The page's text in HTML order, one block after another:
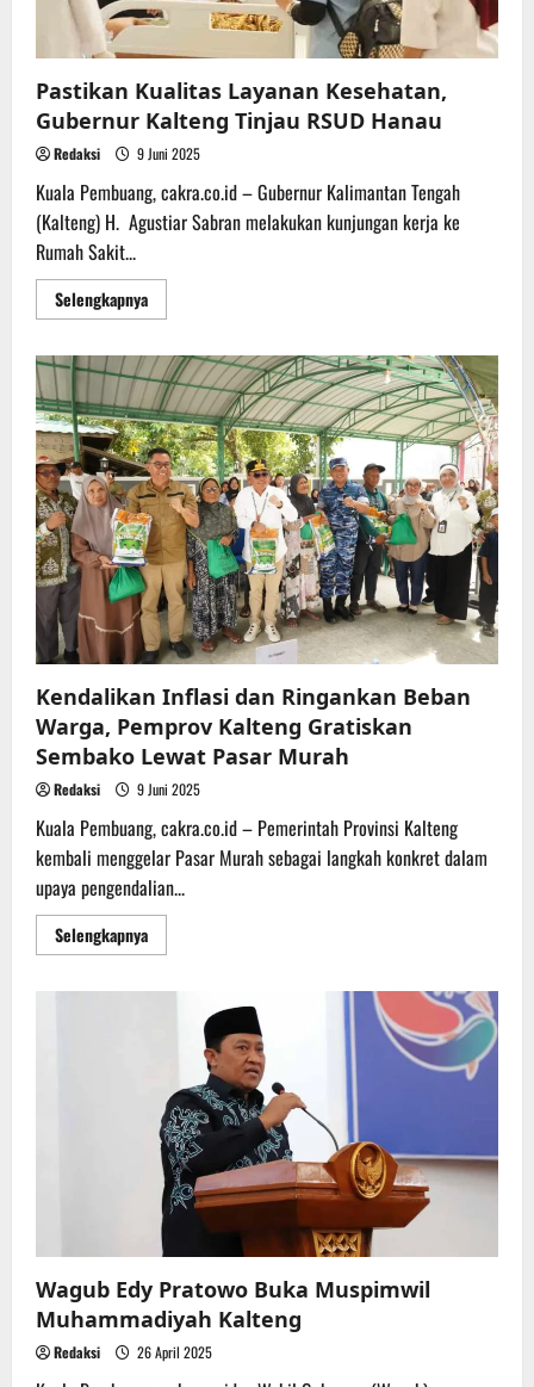
Pastikan Kualitas Layanan Kesehatan,
Gubernur Kalteng Tinjau RSUD Hanau
Redaksi 9 Juni 2025
Kuala Pembuang, cakra.co.id – Gubernur Kalimantan Tengah
(Kalteng) H. Agustiar Sabran melakukan kunjungan kerja ke
Rumah Sakit...
SelengkapnyaRead
more
Kualitas
Layanan
Kesehatan,
Gubernur
Kalteng
Tinjau
RSUD
Hanau
Kendalikan Inflasi dan Ringankan Beban
Warga, Pemprov Kalteng Gratiskan
Sembako Lewat Pasar Murah
Redaksi 9 Juni 2025
Kuala Pembuang, cakra.co.id – Pemerintah Provinsi Kalteng
kembali menggelar Pasar Murah sebagai langkah konkret dalam
upaya pengendalian...
SelengkapnyaRead
more
Ringankan
Pemprov
Kalteng
Gratiskan
Sembako
Lewat
Pasar
Murah
Wagub Edy Pratowo Buka Muspimwil
Muhammadiyah Kalteng
Redaksi 26 April 2025